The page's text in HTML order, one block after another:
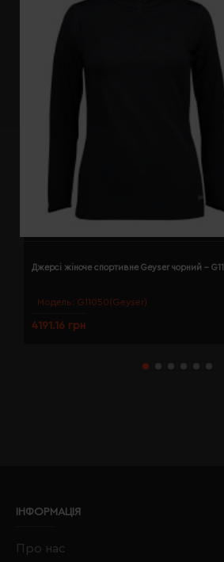
Модель: G11050(Geyser)
Джерсі жіноче спортивне Geyser чорний -
4191.16 грн
ІНФОРМАЦІЯ
Про нас